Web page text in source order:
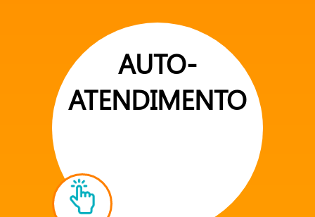
AUTO-
ATENDIMENTO